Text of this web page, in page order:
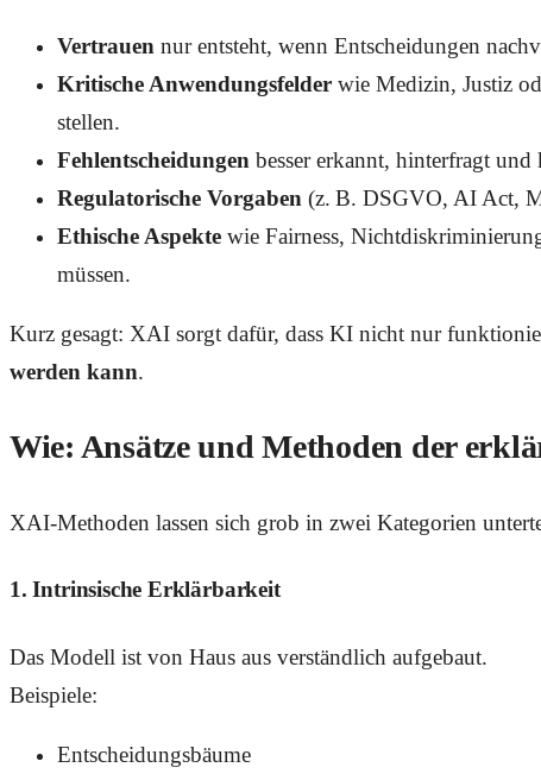
Vertrauen nur entsteht, wenn Entscheidungen
Kritische Anwendungsfelder wie Medizin, Justiz
stellen.
Fehlentscheidungen besser erkannt, hinterfragt
Regulatorische Vorgaben (z. B. DSGVO, AI Act,
Ethische Aspekte wie Fairness,
müssen.
Kurz gesagt: XAI sorgt dafür, dass KI nicht nur
werden kann.
Wie: Ansätze und Methoden der
XAI-Methoden lassen sich grob in zwei Kategorien
1.Intrinsische Erklärbarkeit
Das Modell ist von Haus aus verständlich aufgebaut.
Beispiele:
Entscheidungsbäume